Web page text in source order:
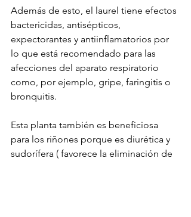
Además de esto, el laurel tiene efectos
bactericidas, antisépticos,
expectorantes y antiinflamatorios por
lo que está recomendado para las
afecciones del aparato respiratorio
como, por ejemplo, gripe, faringitis o
bronquitis.
Esta planta también es beneficiosa
para los riñones porque es diurética y
sudorífera ( favorece la eliminación de